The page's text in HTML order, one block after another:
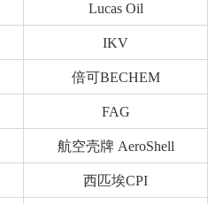
Lucas Oil
IKV
倍可BECHEM
FAG
航空壳牌 AeroShell
西匹埃CPI